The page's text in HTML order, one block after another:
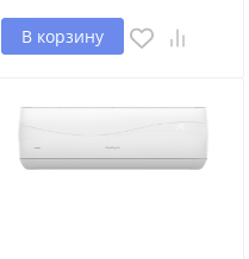
В корзину